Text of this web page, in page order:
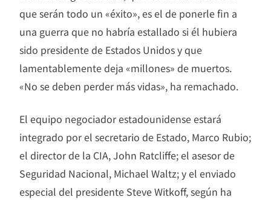
que serán todo un «éxito», es el de ponerle fin a
una guerra que no habría estallado si él hubiera
sido presidente de Estados Unidos y que
lamentablemente deja «millones» de muertos.
«No se deben perder más vidas», ha remachado.
El equipo negociador estadounidense estará
integrado por el secretario de Estado, Marco Rubio;
el director de la CIA, John Ratcliffe; el asesor de
Seguridad Nacional, Michael Waltz; y el enviado
especial del presidente Steve Witkoff, según ha